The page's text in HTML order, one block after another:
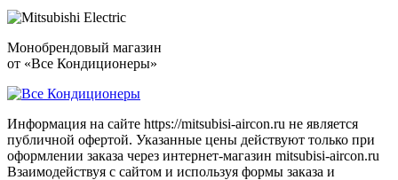
Монобрендовый магазин
от «Все Кондиционеры»
Информация на сайте https://mitsubisi-aircon.ru не является
публичной офертой. Указанные цены действуют только при
оформлении заказа через интернет-магазин mitsubisi-aircon.ru
Взаимодействуя с сайтом и используя формы заказа и